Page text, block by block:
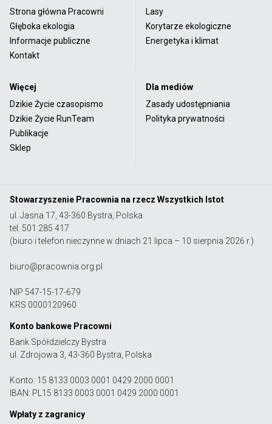
Strona główna Pracowni
Głęboka ekologia
Informacje publiczne
Kontakt
Lasy
Korytarze ekologiczne
Energetyka i klimat
Więcej
Dzikie Życie czasopismo
Dzikie Życie RunTeam
Publikacje
Sklep
Dla mediów
Zasady udostępniania
Polityka prywatności
Stowarzyszenie Pracownia na rzecz Wszystkich Istot
ul. Jasna 17, 43-360 Bystra, Polska
tel. 501 285 417
(biuro i telefon nieczynne w dniach 21 lipca – 10 sierpnia 2026 r.)
biuro@pracownia.org.pl
NIP 547-15-17-679
KRS 0000120960
Konto bankowe Pracowni
Bank Spółdzielczy Bystra
ul. Zdrojowa 3, 43-360 Bystra, Polska
Konto: 15 8133 0003 0001 0429 2000 0001
IBAN: PL15 8133 0003 0001 0429 2000 0001
Wpłaty z zagranicy